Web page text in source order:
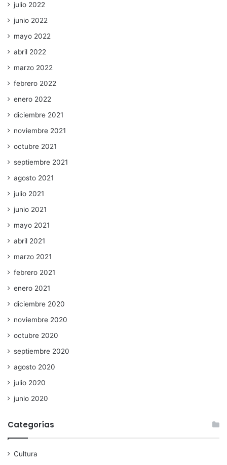
julio 2022
junio 2022
mayo 2022
abril 2022
marzo 2022
febrero 2022
enero 2022
diciembre 2021
noviembre 2021
octubre 2021
septiembre 2021
agosto 2021
julio 2021
junio 2021
mayo 2021
abril 2021
marzo 2021
febrero 2021
enero 2021
diciembre 2020
noviembre 2020
octubre 2020
septiembre 2020
agosto 2020
julio 2020
junio 2020
Categorías
Cultura